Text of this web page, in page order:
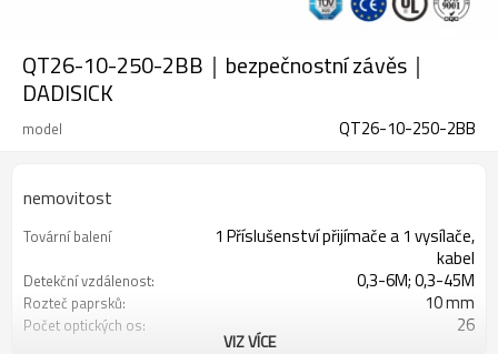
QT26-10-250-2BB｜bezpečnostní závěs｜
DADISICK
model QT26-10-250-2BB
nemovitost
Tovární balení
1 Příslušenství přijímače a 1 vysílače,
kabel
Detekční vzdálenost: 0,3-6M; 0,3-45M
Rozteč paprsků: 10 mm
Počet optických os: 26
VIZ VÍCE